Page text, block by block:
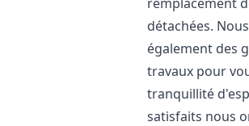
détachées.
également des
travaux pour
tranquillité
satisfaits nous